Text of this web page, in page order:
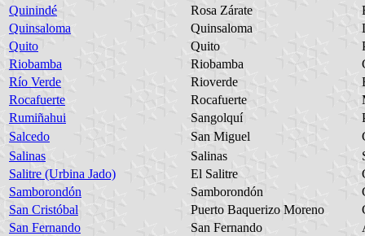
Quinindé
Rosa Zárate
Quinsaloma
Quinsaloma
Quito
Quito
Riobamba
Riobamba
Río Verde
Rioverde
Rocafuerte
Rocafuerte
Rumiñahui
Sangolquí
Salcedo
San Miguel
Salinas
Salinas
Salitre (Urbina Jado)
El Salitre
Samborondón
Samborondón
San Cristóbal
Puerto Baquerizo Moreno
San Fernando
San Fernando